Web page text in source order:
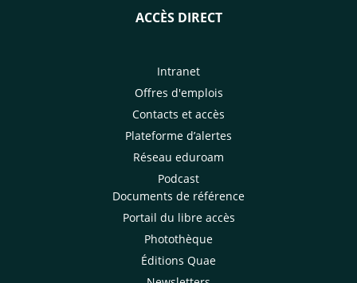
ACCÈS DIRECT
Intranet
Offres d'emplois
Contacts et accès
Plateforme d’alertes
Réseau eduroam
Podcast
Documents de référence
Portail du libre accès
Photothèque
Éditions Quae